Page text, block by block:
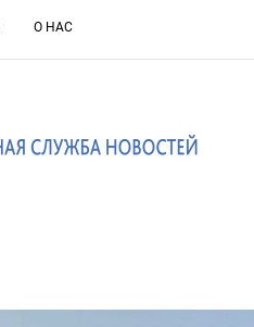
О НАС